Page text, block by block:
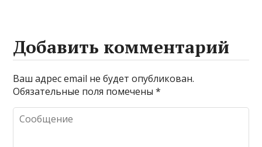
Добавить комментарий
Ваш адрес email не будет опубликован.
Обязательные поля помечены*